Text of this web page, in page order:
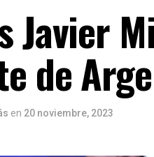
Javier
de
en 20 noviembre, 2023